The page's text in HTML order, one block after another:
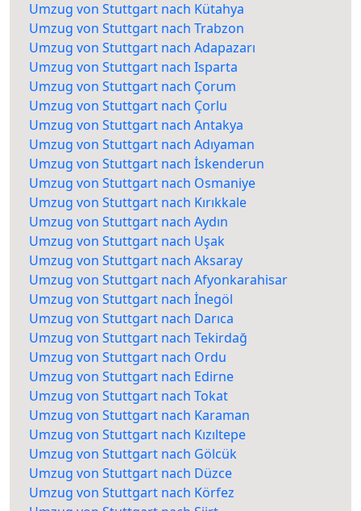
Umzug von Stuttgart nach Kütahya
Umzug von Stuttgart nach Trabzon
Umzug von Stuttgart nach Adapazarı
Umzug von Stuttgart nach Isparta
Umzug von Stuttgart nach Çorum
Umzug von Stuttgart nach Çorlu
Umzug von Stuttgart nach Antakya
Umzug von Stuttgart nach Adıyaman
Umzug von Stuttgart nach İskenderun
Umzug von Stuttgart nach Osmaniye
Umzug von Stuttgart nach Kırıkkale
Umzug von Stuttgart nach Aydın
Umzug von Stuttgart nach Uşak
Umzug von Stuttgart nach Aksaray
Umzug von Stuttgart nach Afyonkarahisar
Umzug von Stuttgart nach İnegöl
Umzug von Stuttgart nach Darıca
Umzug von Stuttgart nach Tekirdağ
Umzug von Stuttgart nach Ordu
Umzug von Stuttgart nach Edirne
Umzug von Stuttgart nach Tokat
Umzug von Stuttgart nach Karaman
Umzug von Stuttgart nach Kızıltepe
Umzug von Stuttgart nach Gölcük
Umzug von Stuttgart nach Düzce
Umzug von Stuttgart nach Körfez